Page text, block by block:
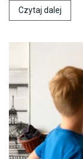
Czytaj dalej